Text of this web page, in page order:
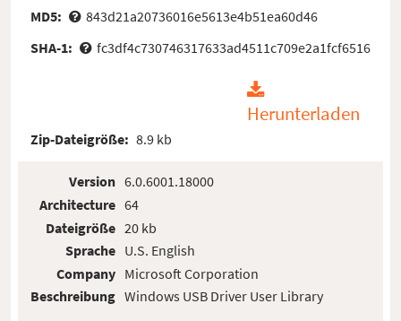
MD5:
843d21a20736016e5613e4b51ea60d46
SHA-1:
fc3df4c730746317633ad4511c709e2a1fcf6516
Herunterladen
Zip-Dateigröße: 8.9 kb
Version
Architecture
Dateigröße
Sprache
Company
Beschreibung
6.0.6001.18000
64
20 kb
U.S. English
Microsoft Corporation
Windows USB Driver User Library